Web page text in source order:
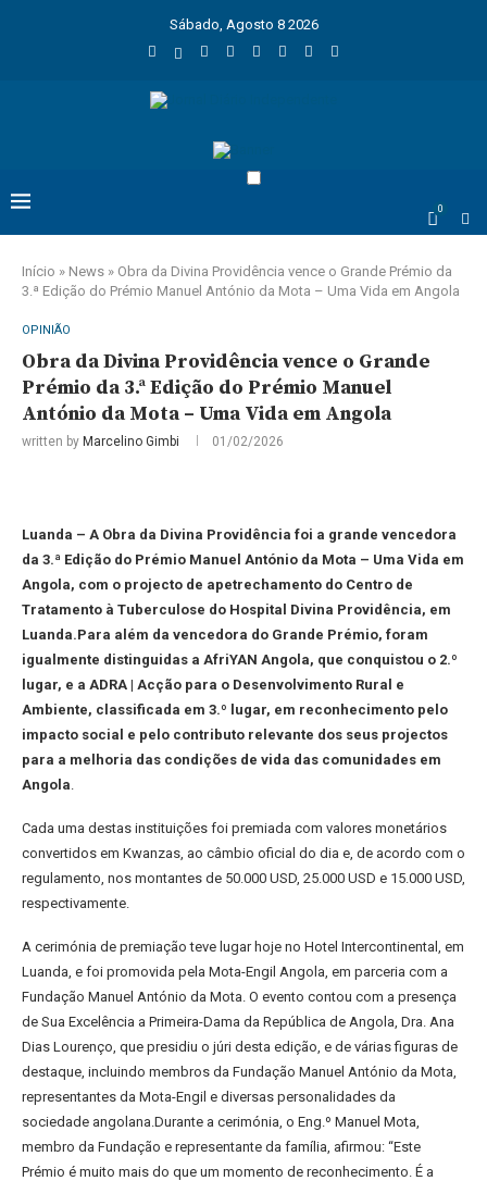
Sábado, Agosto 8 2026
0
Início » News » Obra da Divina Providência vence o Grande Prémio da
3.ª Edição do Prémio Manuel António da Mota – Uma Vida em Angola
OPINIÃO
Obra da Divina Providência vence o Grande
Prémio da 3.ª Edição do Prémio Manuel
António da Mota – Uma Vida em Angola
written by Marcelino Gimbi 01/02/2026
Luanda – A Obra da Divina Providência foi a grande vencedora
da 3.ª Edição do Prémio Manuel António da Mota – Uma Vida em
Angola, com o projecto de apetrechamento do Centro de
Tratamento à Tuberculose do Hospital Divina Providência, em
Luanda.Para além da vencedora do Grande Prémio, foram
igualmente distinguidas a AfriYAN Angola, que conquistou o 2.º
lugar, e a ADRA | Acção para o Desenvolvimento Rural e
Ambiente, classificada em 3.º lugar, em reconhecimento pelo
impacto social e pelo contributo relevante dos seus projectos
para a melhoria das condições de vida das comunidades em
Angola.
Cada uma destas instituições foi premiada com valores monetários
convertidos em Kwanzas, ao câmbio oficial do dia e, de acordo com o
regulamento, nos montantes de 50.000 USD, 25.000 USD e 15.000 USD,
respectivamente.
A cerimónia de premiação teve lugar hoje no Hotel Intercontinental, em
Luanda, e foi promovida pela Mota-Engil Angola, em parceria com a
Fundação Manuel António da Mota. O evento contou com a presença
de Sua Excelência a Primeira-Dama da República de Angola, Dra. Ana
Dias Lourenço, que presidiu o júri desta edição, e de várias figuras de
destaque, incluindo membros da Fundação Manuel António da Mota,
representantes da Mota-Engil e diversas personalidades da
sociedade angolana.Durante a cerimónia, o Eng.º Manuel Mota,
membro da Fundação e representante da família, afirmou: “Este
Prémio é muito mais do que um momento de reconhecimento. É a